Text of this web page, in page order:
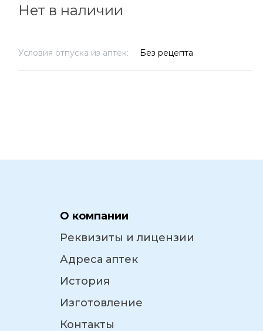
Нет в наличии
Условия отпуска из аптек: Без рецепта
О компании
Реквизиты и лицензии
Адреса аптек
История
Изготовление
Контакты